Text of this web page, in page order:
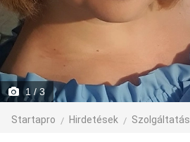
1 / 3
Startapro Hirdetések Szolgáltatás